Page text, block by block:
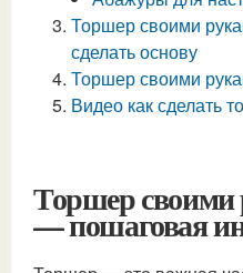
Торшер своими
сделать основу
Торшер своими
Видео как сделать
Торшер
— пошаговая